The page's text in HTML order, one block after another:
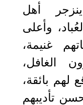
ينزجر أهل
وأعلى
غنيمة،
الغافل،
لهم بائقة،
تأديبهم